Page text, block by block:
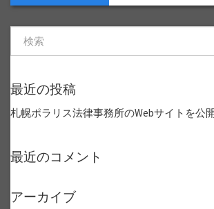
最近の投稿
札幌ポラリス法律事務所のWebサイトを公
最近のコメント
アーカイブ